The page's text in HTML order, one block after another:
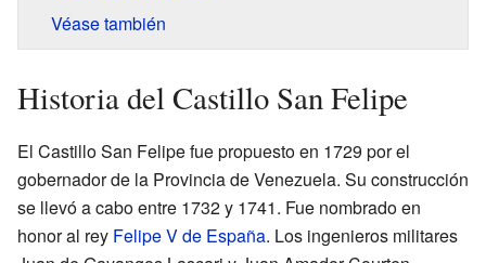
Véase también
Historia del Castillo San Felipe
El Castillo San Felipe fue propuesto en 1729 por el
gobernador de la Provincia de Venezuela. Su construcción
se llevó a cabo entre 1732 y 1741. Fue nombrado en
honor al rey Felipe V de España. Los ingenieros militares